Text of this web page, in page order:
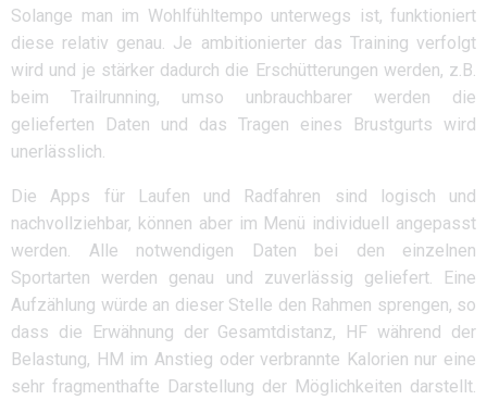
Solange man im Wohlfühltempo unterwegs ist, funktioniert
diese relativ genau. Je ambitionierter das Training verfolgt
wird und je stärker dadurch die Erschütterungen werden, z.B.
beim Trailrunning, umso unbrauchbarer werden die
gelieferten Daten und das Tragen eines Brustgurts wird
unerlässlich.
Die Apps für Laufen und Radfahren sind logisch und
nachvollziehbar, können aber im Menü individuell angepasst
werden. Alle notwendigen Daten bei den einzelnen
Sportarten werden genau und zuverlässig geliefert. Eine
Aufzählung würde an dieser Stelle den Rahmen sprengen, so
dass die Erwähnung der Gesamtdistanz, HF während der
Belastung, HM im Anstieg oder verbrannte Kalorien nur eine
sehr fragmenthafte Darstellung der Möglichkeiten darstellt.